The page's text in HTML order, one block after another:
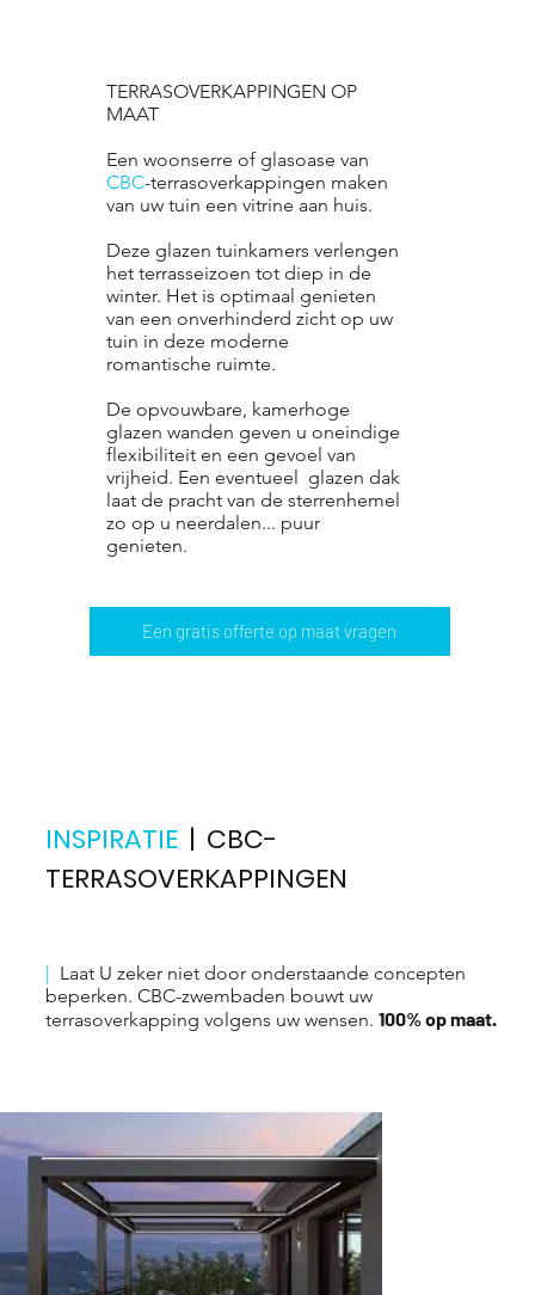
TERRASOVERKAPPINGEN OP
MAAT
Een woonserre of glasoase van
CBC-terrasoverkappingen maken
van uw tuin een vitrine aan huis.
Deze glazen tuinkamers verlengen
het terrasseizoen tot diep in de
winter. Het is optimaal genieten
van een onverhinderd zicht op uw
tuin in deze moderne
romantische ruimte.
De opvouwbare, kamerhoge
glazen wanden geven u oneindige
flexibiliteit en een gevoel van
vrijheid. Een eventueel glazen dak
laat de pracht van de sterrenhemel
zo op u neerdalen... puur
genieten.
Een gratis offerte op maat vragen
Laat U zeker niet door onderstaande concepten
beperken. CBC-zwembaden bouwt uw
terrasoverkapping volgens uw wensen. 100% op maat.
INSPIRATIE| CBC-
TERRASOVERKAPPINGEN